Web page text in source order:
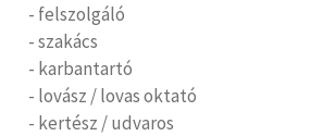
- felszolgáló
- szakács
- karbantartó
- lovász / lovas oktató
- kertész / udvaros